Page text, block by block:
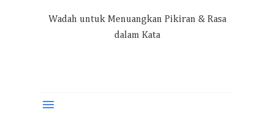
Wadah untuk Menuangkan Pikiran & Rasa
dalam Kata